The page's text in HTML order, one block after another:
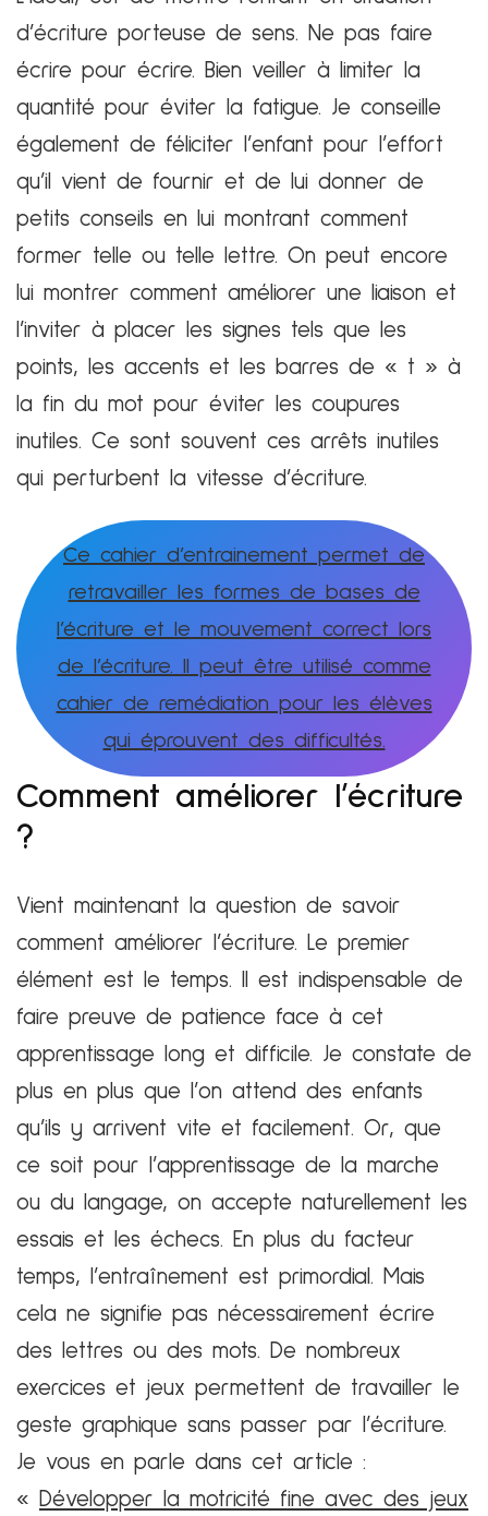
d’écriture porteuse de sens. Ne pas faire
écrire pour écrire. Bien veiller à limiter la
quantité pour éviter la fatigue. Je conseille
également de féliciter l’enfant pour l’effort
qu’il vient de fournir et de lui donner de
petits conseils en lui montrant comment
former telle ou telle lettre. On peut encore
lui montrer comment améliorer une liaison et
l’inviter à placer les signes tels que les
points, les accents et les barres de « t » à
la fin du mot pour éviter les coupures
inutiles. Ce sont souvent ces arrêts inutiles
qui perturbent la vitesse d’écriture.
Ce cahier d’entrainement permet de
retravailler les formes de bases de
l’écriture et le mouvement correct lors
de l’écriture. Il peut être utilisé comme
cahier de remédiation pour les élèves
qui éprouvent des difficultés.
Comment améliorer l’écriture
?
Vient maintenant la question de savoir
comment améliorer l’écriture. Le premier
élément est le temps. Il est indispensable de
faire preuve de patience face à cet
apprentissage long et difficile. Je constate de
plus en plus que l’on attend des enfants
qu’ils y arrivent vite et facilement. Or, que
ce soit pour l’apprentissage de la marche
ou du langage, on accepte naturellement les
essais et les échecs. En plus du facteur
temps, l’entraînement est primordial. Mais
cela ne signifie pas nécessairement écrire
des lettres ou des mots. De nombreux
exercices et jeux permettent de travailler le
geste graphique sans passer par l’écriture.
Je vous en parle dans cet article :
« Développer la motricité fine avec des jeux